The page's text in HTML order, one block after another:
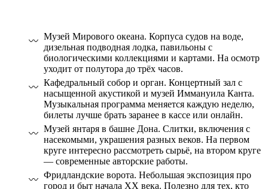
Музей Мирового океана. Корпуса судов на воде,
дизельная подводная лодка, павильоны с
биологическими коллекциями и картами. На осмотр
уходит от полутора до трёх часов.
Кафедральный собор и орган. Концертный зал с
насыщенной акустикой и музей Иммануила Канта.
Музыкальная программа меняется каждую неделю,
билеты лучше брать заранее в кассе или онлайн.
Музей янтаря в башне Дона. Слитки, включения с
насекомыми, украшения разных веков. На первом
круге интересно рассмотреть сырьё, на втором круге
— современные авторские работы.
Фридландские ворота. Небольшая экспозиция про
город и быт начала XX века. Полезно для тех, кто